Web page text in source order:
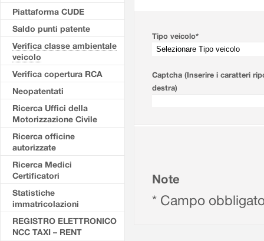
Piattaforma CUDE
Saldo punti patente
Verifica classe ambientale
veicolo
Verifica copertura RCA
Neopatentati
Ricerca Uffici della
Motorizzazione Civile
Ricerca officine
autorizzate
Ricerca Medici
Certificatori
Statistiche
immatricolazioni
REGISTRO ELETTRONICO
NCC TAXI – RENT
Tipo veicolo*
Captcha (Inserire i caratteri
destra)
Note
* Campo